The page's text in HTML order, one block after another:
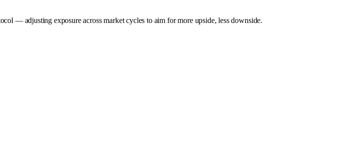
— adjusting exposure across market cycles to aim for more upside, less downside.